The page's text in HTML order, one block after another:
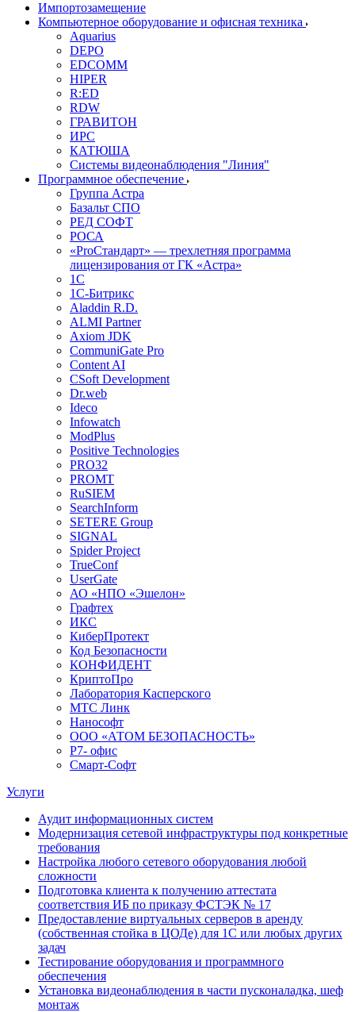
Импортозамещение
Компьютерное оборудование и офисная техника
Aquarius
DEPO
EDCOMM
HIPER
R:ED
RDW
ГРАВИТОН
ИРС
КАТЮША
Системы видеонаблюдения "Линия"
Программное обеспечение
Группа Астра
Базальт СПО
РЕД СОФТ
РОСА
«ProСтандарт» — трехлетняя программа
лицензирования от ГК «Астра»
1С
1С-Битрикc
Aladdin R.D.
ALMI Partner
Axiom JDK
CommuniGate Pro
Content AI
CSoft Development
Dr.web
Ideco
Infowatch
ModPlus
Positive Technologies
PRO32
PROMT
RuSIEM
SearchInform
SETERE Group
SIGNAL
Spider Project
TrueConf
UserGate
АО «НПО «Эшелон»
Графтех
ИКС
КиберПротект
Код Безопасности
КОНФИДЕНТ
КриптоПро
Лаборатория Касперского
МТС Линк
Нанософт
ООО «АТОМ БЕЗОПАСНОСТЬ»
Р7- офис
Смарт-Софт
Услуги
Аудит информационных систем
Модернизация сетевой инфраструктуры под конкретные
требования
Настройка любого сетевого оборудования любой
сложности
Подготовка клиента к получению аттестата
соответствия ИБ по приказу ФСТЭК № 17
Предоставление виртуальных серверов в аренду
(собственная стойка в ЦОДе) для 1С или любых других
задач
Тестирование оборудования и программного
обеспечения
Установка видеонаблюдения в части пусконаладка, шеф
монтаж